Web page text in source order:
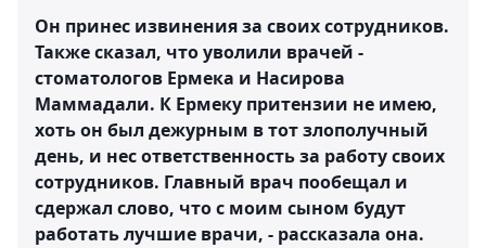
Он принес извинения за своих сотрудников.
Также сказал, что уволили врачей -
стоматологов Ермека и Насирова
Маммадали. К Ермеку притензии не имею,
хоть он был дежурным в тот злополучный
день, и нес ответственность за работу своих
сотрудников. Главный врач пообещал и
сдержал слово, что с моим сыном будут
работать лучшие врачи, - рассказала она.